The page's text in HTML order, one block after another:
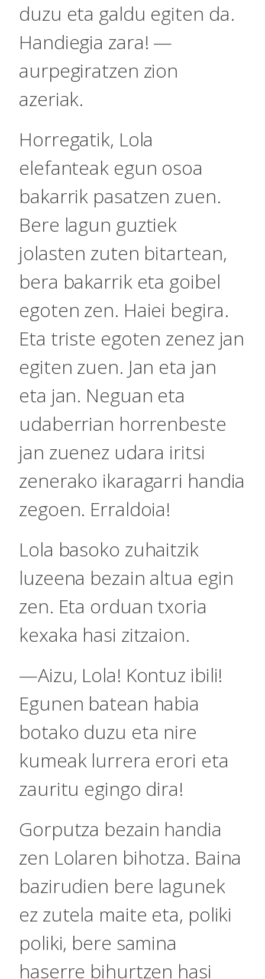
duzu eta galdu egiten da.
Handiegia zara! —
aurpegiratzen zion
azeriak.
Horregatik, Lola
elefanteak egun osoa
bakarrik pasatzen zuen.
Bere lagun guztiek
jolasten zuten bitartean,
bera bakarrik eta goibel
egoten zen. Haiei begira.
Eta triste egoten zenez jan
egiten zuen. Jan eta jan
eta jan. Neguan eta
udaberrian horrenbeste
jan zuenez udara iritsi
zenerako ikaragarri handia
zegoen. Erraldoia!
Lola basoko zuhaitzik
luzeena bezain altua egin
zen. Eta orduan txoria
kexaka hasi zitzaion.
—Aizu, Lola! Kontuz ibili!
Egunen batean habia
botako duzu eta nire
kumeak lurrera erori eta
zauritu egingo dira!
Gorputza bezain handia
zen Lolaren bihotza. Baina
bazirudien bere lagunek
ez zutela maite eta, poliki
poliki, bere samina
haserre bihurtzen hasi